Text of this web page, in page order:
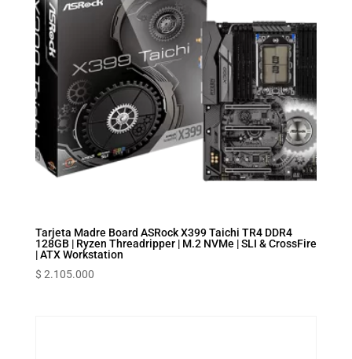
Tarjeta Madre Board ASRock X399 Taichi TR4 DDR4
128GB | Ryzen Threadripper | M.2 NVMe | SLI & CrossFire
| ATX Workstation
$ 2.105.000